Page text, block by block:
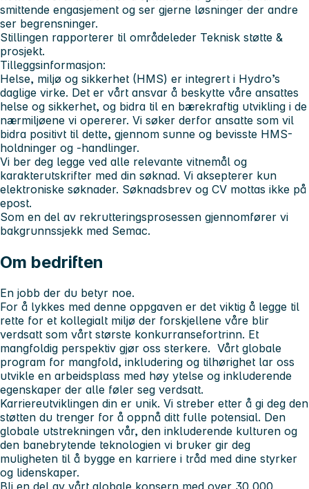
smittende engasjement og ser gjerne løsninger der andre
ser begrensninger.
Stillingen rapporterer til områdeleder Teknisk støtte &
prosjekt.
Tilleggsinformasjon:
Helse, miljø og sikkerhet (HMS) er integrert i Hydro’s
daglige virke. Det er vårt ansvar å beskytte våre ansattes
helse og sikkerhet, og bidra til en bærekraftig utvikling i de
nærmiljøene vi opererer. Vi søker derfor ansatte som vil
bidra positivt til dette, gjennom sunne og bevisste HMS-
holdninger og -handlinger.
Vi ber deg legge ved alle relevante vitnemål og
karakterutskrifter med din søknad. Vi aksepterer kun
elektroniske søknader. Søknadsbrev og CV mottas ikke på
epost.
Som en del av rekrutteringsprosessen gjennomfører vi
bakgrunnssjekk med Semac.
Om bedriften
En jobb der du betyr noe.
For å lykkes med denne oppgaven er det viktig å legge til
rette for et kollegialt miljø der forskjellene våre blir
verdsatt som vårt største konkurransefortrinn. Et
mangfoldig perspektiv gjør oss sterkere. Vårt globale
program for mangfold, inkludering og tilhørighet lar oss
utvikle en arbeidsplass med høy ytelse og inkluderende
egenskaper der alle føler seg verdsatt.
Karriereutviklingen din er unik. Vi streber etter å gi deg den
støtten du trenger for å oppnå ditt fulle potensial. Den
globale utstrekningen vår, den inkluderende kulturen og
den banebrytende teknologien vi bruker gir deg
muligheten til å bygge en karriere i tråd med dine styrker
og lidenskaper.
Bli en del av vårt globale konsern med over 30 000